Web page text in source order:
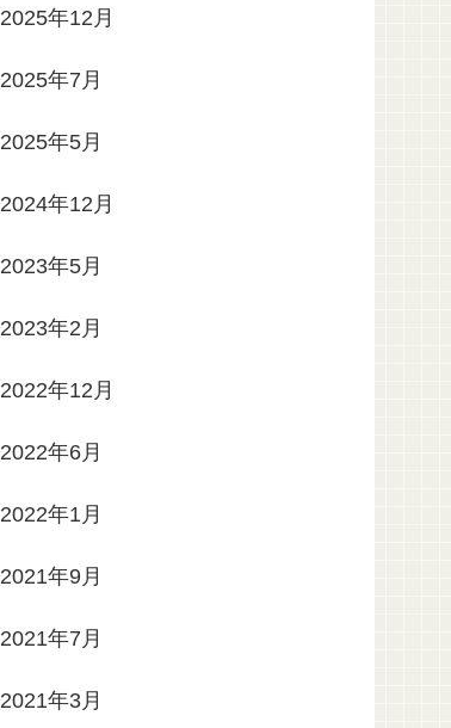
2025年12月
2025年7月
2025年5月
2024年12月
2023年5月
2023年2月
2022年12月
2022年6月
2022年1月
2021年9月
2021年7月
2021年3月